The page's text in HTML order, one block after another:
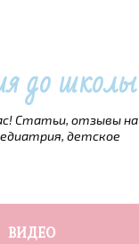
до школы
Статьи, отзывы на
детское
ВИДЕО